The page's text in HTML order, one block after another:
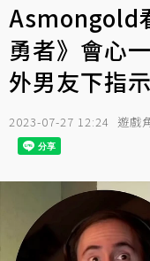
Asmongold
勇者》會心
外男友下指示
2023-07-27 12:24 遊戲